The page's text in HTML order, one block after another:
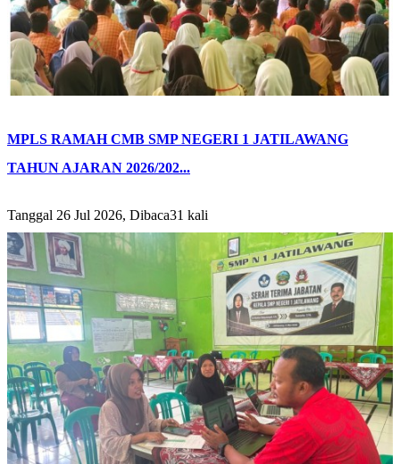
MPLS RAMAH CMB SMP NEGERI 1 JATILAWANG
TAHUN AJARAN 2026/202...
Tanggal 26 Jul 2026, Dibaca31 kali